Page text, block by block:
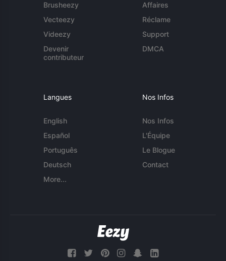
Brusheezy
Vecteezy
Videezy
Devenir
contributeur
Affaires
Réclame
Support
DMCA
Langues
English
Español
Português
Deutsch
More...
Nos Infos
Nos Infos
L'Équipe
Le Blogue
Contact